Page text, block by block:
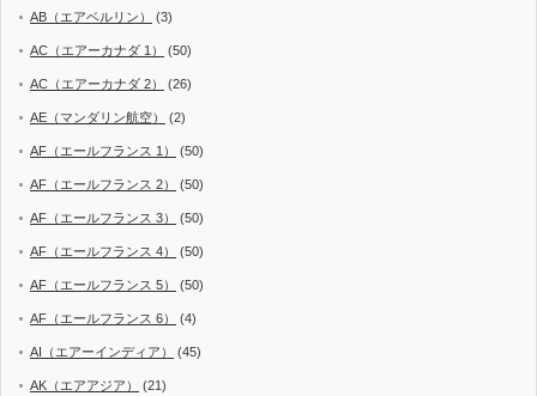
AB（エアベルリン） (3)
AC（エアーカナダ 1） (50)
AC（エアーカナダ 2） (26)
AE（マンダリン航空） (2)
AF（エールフランス 1） (50)
AF（エールフランス 2） (50)
AF（エールフランス 3） (50)
AF（エールフランス 4） (50)
AF（エールフランス 5） (50)
AF（エールフランス 6） (4)
AI（エアーインディア） (45)
AK（エアアジア） (21)